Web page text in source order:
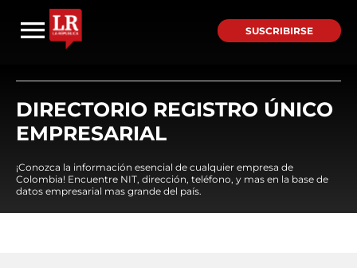
SUSCRIBIRSE
DIRECTORIO REGISTRO ÚNICO
EMPRESARIAL
¡Conozca la información esencial de cualquier empresa de
Colombia! Encuentre NIT, dirección, teléfono, y mas en la base de
datos empresarial mas grande del país.